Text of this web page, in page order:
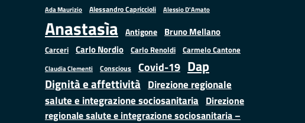
Ada Maurizio Alessandro Capriccioli Alessio D'Amato
Anastasìa Antigone Bruno Mellano
Carceri Carlo Nordio Carlo Renoldi Carmelo Cantone
Claudia Clementi Conscious Covid-19 Dap
Dignità e affettività Direzione regionale
salute e integrazione sociosanitaria Direzione
regionale salute e integrazione sociosanitaria –